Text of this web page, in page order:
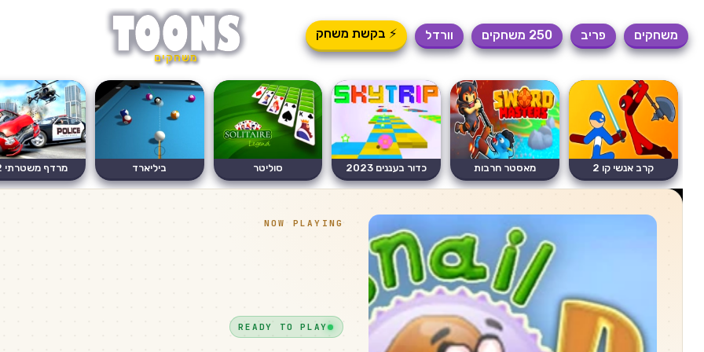
משחקים פריב 250 משחקים וורדל ⚡ בקשת משחק
משחקים
קרב אנשי קו 2 מאסטר חרבות כדור בעננים 2023 סוליטר ביליארד מרדף משטרתי 2